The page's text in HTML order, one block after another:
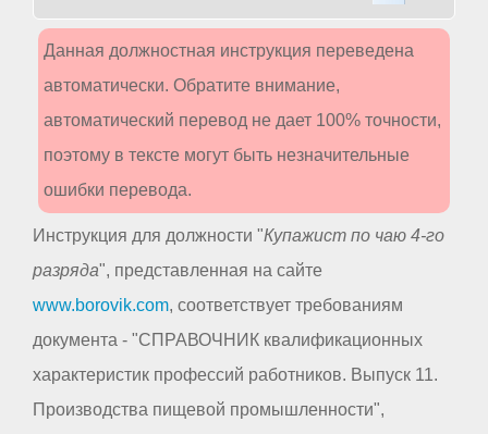
Данная должностная инструкция переведена
автоматически. Обратите внимание,
автоматический перевод не дает 100% точности,
поэтому в тексте могут быть незначительные
ошибки перевода.
Инструкция для должности "Купажист по чаю 4-го
разряда", представленная на сайте
www.borovik.com, соответствует требованиям
документа - "СПРАВОЧНИК квалификационных
характеристик профессий работников. Выпуск 11.
Производства пищевой промышленности",